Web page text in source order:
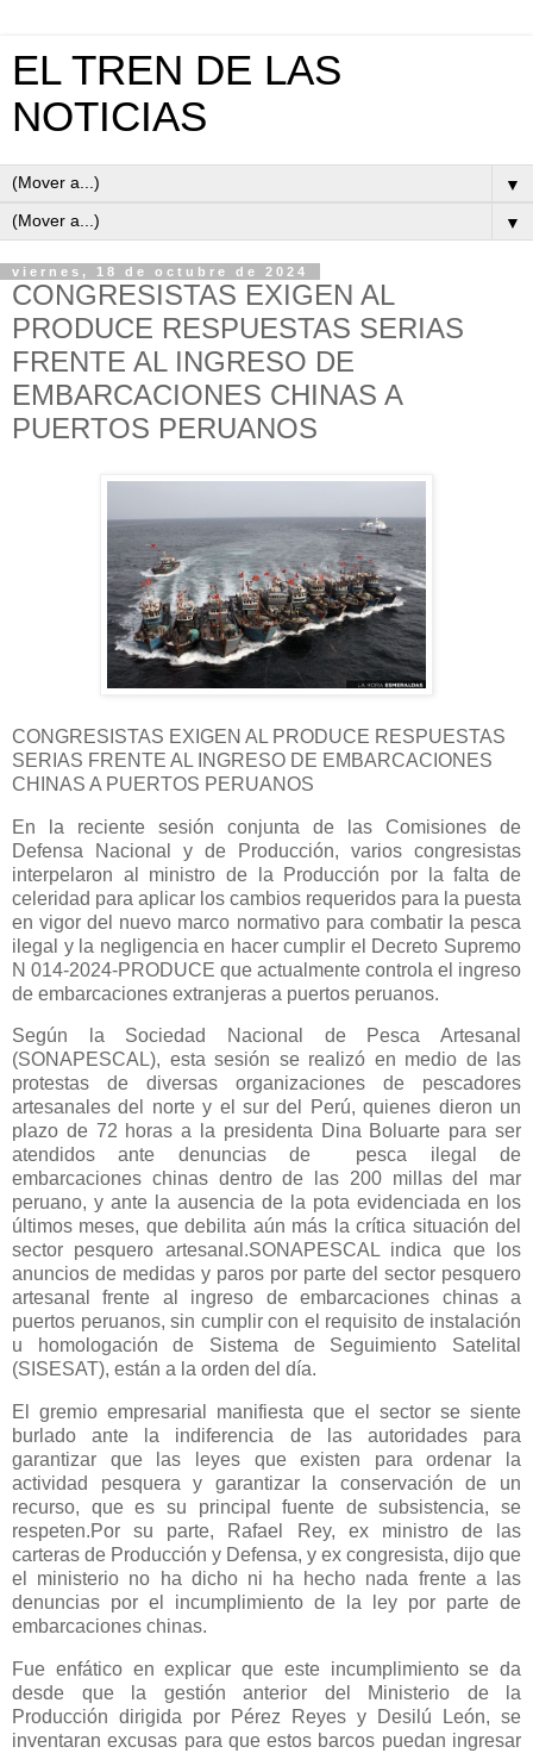
EL TREN DE LAS
NOTICIAS
▼
▼
viernes, 18 de octubre de 2024
CONGRESISTAS EXIGEN AL
PRODUCE RESPUESTAS SERIAS
FRENTE AL INGRESO DE
EMBARCACIONES CHINAS A
PUERTOS PERUANOS
CONGRESISTAS EXIGEN AL PRODUCE RESPUESTAS
SERIAS FRENTE AL INGRESO DE EMBARCACIONES
CHINAS A PUERTOS PERUANOS
En la reciente sesión conjunta de las Comisiones de
Defensa Nacional y de Producción, varios congresistas
interpelaron al ministro de la Producción por la falta de
celeridad para aplicar los cambios requeridos para la puesta
en vigor del nuevo marco normativo para combatir la pesca
ilegal y la negligencia en hacer cumplir el Decreto Supremo
N 014-2024-PRODUCE que actualmente controla el ingreso
de embarcaciones extranjeras a puertos peruanos.
Según la Sociedad Nacional de Pesca Artesanal
(SONAPESCAL), esta sesión se realizó en medio de las
protestas de diversas organizaciones de pescadores
artesanales del norte y el sur del Perú, quienes dieron un
plazo de 72 horas a la presidenta Dina Boluarte para ser
atendidos ante denuncias de pesca ilegal de
embarcaciones chinas dentro de las 200 millas del mar
peruano, y ante la ausencia de la pota evidenciada en los
últimos meses, que debilita aún más la crítica situación del
sector pesquero artesanal.SONAPESCAL indica que los
anuncios de medidas y paros por parte del sector pesquero
artesanal frente al ingreso de embarcaciones chinas a
puertos peruanos, sin cumplir con el requisito de instalación
u homologación de Sistema de Seguimiento Satelital
(SISESAT), están a la orden del día.
El gremio empresarial manifiesta que el sector se siente
burlado ante la indiferencia de las autoridades para
garantizar que las leyes que existen para ordenar la
actividad pesquera y garantizar la conservación de un
recurso, que es su principal fuente de subsistencia, se
respeten.Por su parte, Rafael Rey, ex ministro de las
carteras de Producción y Defensa, y ex congresista, dijo que
el ministerio no ha dicho ni ha hecho nada frente a las
denuncias por el incumplimiento de la ley por parte de
embarcaciones chinas.
Fue enfático en explicar que este incumplimiento se da
desde que la gestión anterior del Ministerio de la
Producción dirigida por Pérez Reyes y Desilú León, se
inventaran excusas para que estos barcos puedan ingresar